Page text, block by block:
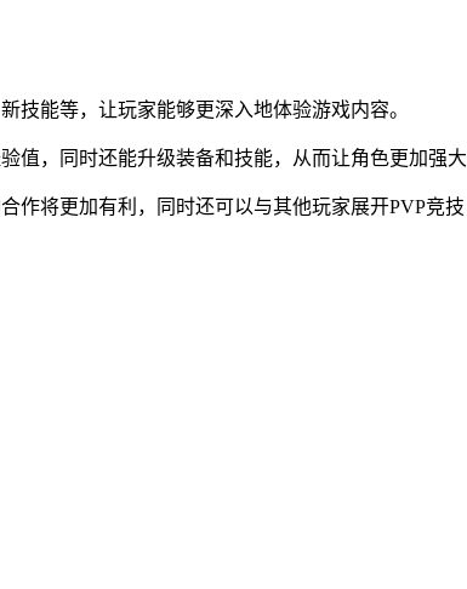
技能等，让玩家能够更深入地体验游戏内容。
值，同时还能升级装备和技能，从而让角色更加强大
将更加有利，同时还可以与其他玩家展开PVP竞技